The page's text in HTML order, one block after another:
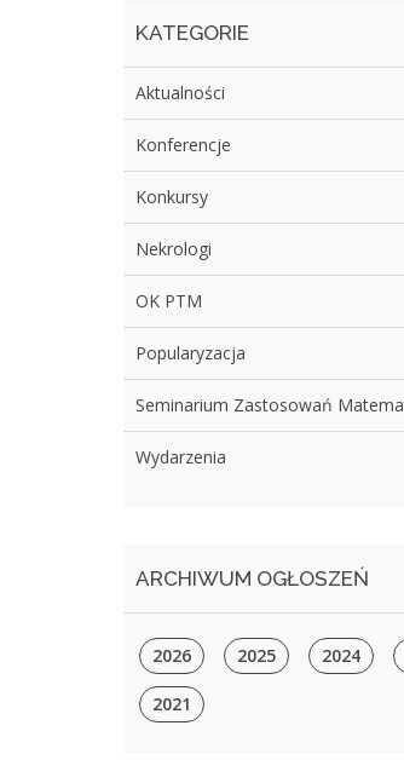
KATEGORIE
Aktualności
Konferencje
Konkursy
Nekrologi
OK PTM
Popularyzacja
Seminarium Zastosowań
Wydarzenia
ARCHIWUM OGŁOSZEŃ
2026 2025 2024
2021